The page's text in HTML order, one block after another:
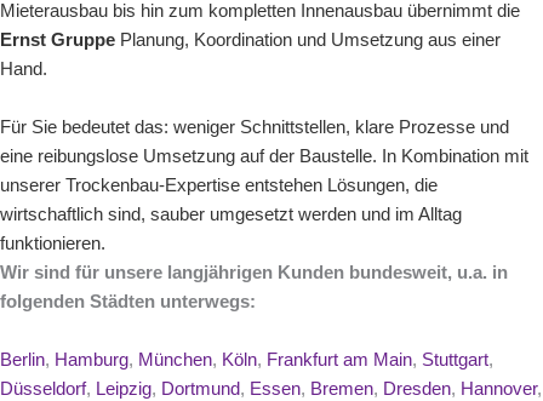
Mieterausbau bis hin zum kompletten Innenausbau übernimmt die
Ernst Gruppe Planung, Koordination und Umsetzung aus einer
Hand.
Für Sie bedeutet das: weniger Schnittstellen, klare Prozesse und
eine reibungslose Umsetzung auf der Baustelle. In Kombination mit
unserer Trockenbau-Expertise entstehen Lösungen, die
wirtschaftlich sind, sauber umgesetzt werden und im Alltag
funktionieren.
Wir sind für unsere langjährigen Kunden bundesweit, u.a. in
folgenden Städten unterwegs:
Berlin, Hamburg, München, Köln, Frankfurt am Main, Stuttgart,
Düsseldorf, Leipzig, Dortmund, Essen, Bremen, Dresden, Hannover,